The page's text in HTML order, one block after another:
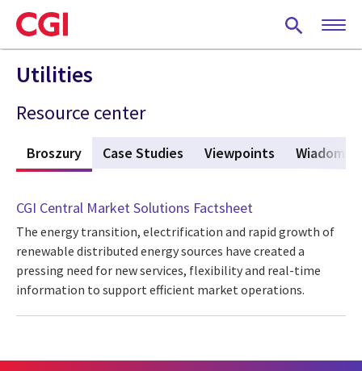
Skip
to
main
content
Utilities
Resource center
Broszury (aktywna karta)
Case Studies Viewpoints
CGI Central Market Solutions Factsheet
The energy transition, electrification and rapid growth of
renewable distributed energy sources have created a
pressing need for new services, flexibility and real-time
information to support efficient market operations.